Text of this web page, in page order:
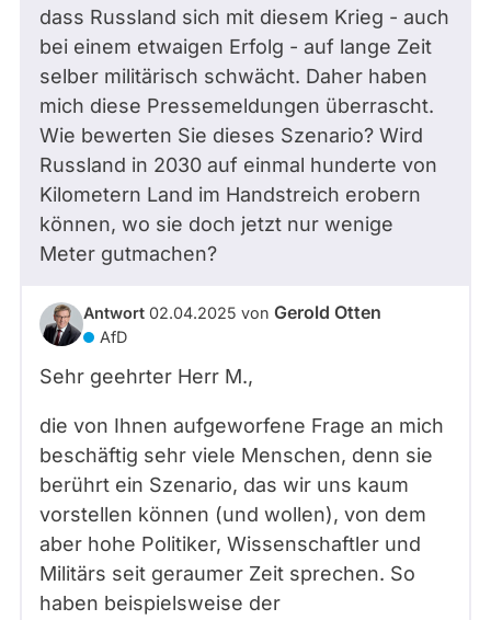
dass Russland sich mit diesem Krieg - auch
bei einem etwaigen Erfolg - auf lange Zeit
selber militärisch schwächt. Daher haben
mich diese Pressemeldungen überrascht.
Wie bewerten Sie dieses Szenario? Wird
Russland in 2030 auf einmal hunderte von
Kilometern Land im Handstreich erobern
können, wo sie doch jetzt nur wenige
Meter gutmachen?
Antwort 02.04.2025 von Gerold Otten
AfD
Sehr geehrter Herr M.,
die von Ihnen aufgeworfene Frage an mich
beschäftig sehr viele Menschen, denn sie
berührt ein Szenario, das wir uns kaum
vorstellen können (und wollen), von dem
aber hohe Politiker, Wissenschaftler und
Militärs seit geraumer Zeit sprechen. So
haben beispielsweise der